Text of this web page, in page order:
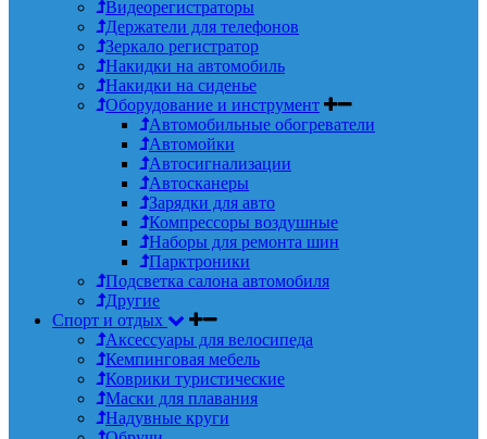
Видеорегистраторы
Держатели для телефонов
Зеркало регистратор
Накидки на автомобиль
Накидки на сиденье
Оборудование и инструмент
Автомобильные обогреватели
Автомойки
Автосигнализации
Автосканеры
Зарядки для авто
Компрессоры воздушные
Наборы для ремонта шин
Парктроники
Подсветка салона автомобиля
Другие
Спорт и отдых
Аксессуары для велосипеда
Кемпинговая мебель
Коврики туристические
Маски для плавания
Надувные круги